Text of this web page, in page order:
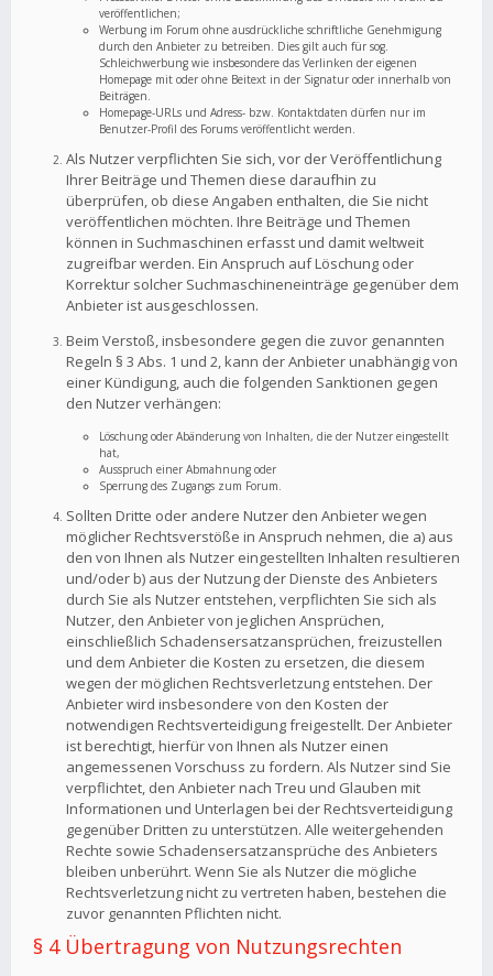
veröffentlichen;
Werbung im Forum ohne ausdrückliche schriftliche Genehmigung
durch den Anbieter zu betreiben. Dies gilt auch für sog.
Schleichwerbung wie insbesondere das Verlinken der eigenen
Homepage mit oder ohne Beitext in der Signatur oder innerhalb von
Beiträgen.
Homepage-URLs und Adress- bzw. Kontaktdaten dürfen nur im
Benutzer-Profil des Forums veröffentlicht werden.
Als Nutzer verpflichten Sie sich, vor der Veröffentlichung
Ihrer Beiträge und Themen diese daraufhin zu
überprüfen, ob diese Angaben enthalten, die Sie nicht
veröffentlichen möchten. Ihre Beiträge und Themen
können in Suchmaschinen erfasst und damit weltweit
zugreifbar werden. Ein Anspruch auf Löschung oder
Korrektur solcher Suchmaschineneinträge gegenüber dem
Anbieter ist ausgeschlossen.
Beim Verstoß, insbesondere gegen die zuvor genannten
Regeln § 3 Abs. 1 und 2, kann der Anbieter unabhängig von
einer Kündigung, auch die folgenden Sanktionen gegen
den Nutzer verhängen:
Löschung oder Abänderung von Inhalten, die der Nutzer eingestellt
hat,
Ausspruch einer Abmahnung oder
Sperrung des Zugangs zum Forum.
Sollten Dritte oder andere Nutzer den Anbieter wegen
möglicher Rechtsverstöße in Anspruch nehmen, die a) aus
den von Ihnen als Nutzer eingestellten Inhalten resultieren
und/oder b) aus der Nutzung der Dienste des Anbieters
durch Sie als Nutzer entstehen, verpflichten Sie sich als
Nutzer, den Anbieter von jeglichen Ansprüchen,
einschließlich Schadensersatzansprüchen, freizustellen
und dem Anbieter die Kosten zu ersetzen, die diesem
wegen der möglichen Rechtsverletzung entstehen. Der
Anbieter wird insbesondere von den Kosten der
notwendigen Rechtsverteidigung freigestellt. Der Anbieter
ist berechtigt, hierfür von Ihnen als Nutzer einen
angemessenen Vorschuss zu fordern. Als Nutzer sind Sie
verpflichtet, den Anbieter nach Treu und Glauben mit
Informationen und Unterlagen bei der Rechtsverteidigung
gegenüber Dritten zu unterstützen. Alle weitergehenden
Rechte sowie Schadensersatzansprüche des Anbieters
bleiben unberührt. Wenn Sie als Nutzer die mögliche
Rechtsverletzung nicht zu vertreten haben, bestehen die
zuvor genannten Pflichten nicht.
§ 4 Übertragung von Nutzungsrechten